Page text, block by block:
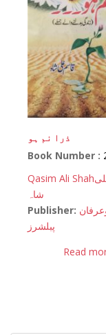
ذرا نم ہو
Book Number :
Qasim Ali Shah
شاہ
Publisher:
پبلشرز
Read